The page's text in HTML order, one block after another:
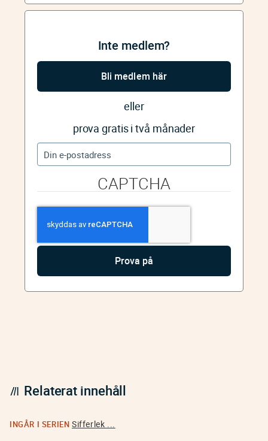
Inte medlem?
Bli medlem här
eller
prova gratis i två månader
CAPTCHA
Relaterat innehåll
INGÅR I SERIEN Sifferlek ...